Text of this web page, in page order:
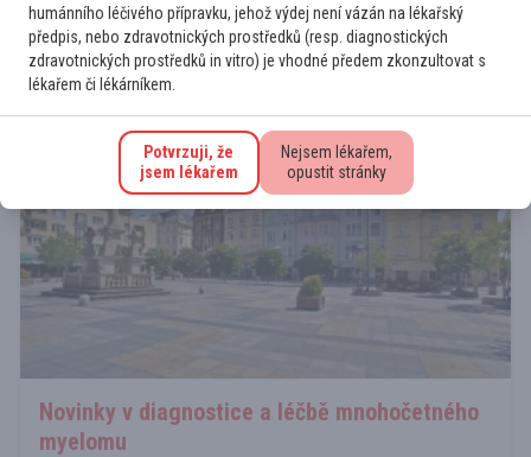
Novinky v diagnostice a léčbě mnohočetného
myelomu
humánního léčivého přípravku, jehož výdej není vázán na lékařský
předpis, nebo zdravotnických prostředků (resp. diagnostických
zdravotnických prostředků in vitro) je vhodné předem zkonzultovat s
lékařem či lékárníkem.
Potvrzuji, že
jsem lékařem
Nejsem lékařem,
opustit stránky